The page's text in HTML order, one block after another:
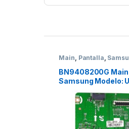
Main, Pantalla,
BN9408200G
Samsung Modelo: